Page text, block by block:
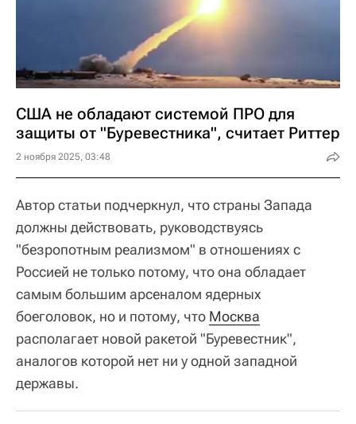
США не обладают системой ПРО для
защиты от "Буревестника", считает Риттер
2 ноября 2025, 03:48
Автор статьи подчеркнул, что страны Запада
должны действовать, руководствуясь
"безропотным реализмом" в отношениях с
Россией не только потому, что она обладает
самым большим арсеналом ядерных
боеголовок, но и потому, что Москва
располагает новой ракетой "Буревестник",
аналогов которой нет ни у одной западной
державы.